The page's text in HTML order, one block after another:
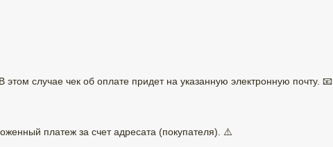
случае чек об оплате придет на указанную электронную почту. 📧
платеж за счет адресата (покупателя). ⚠️